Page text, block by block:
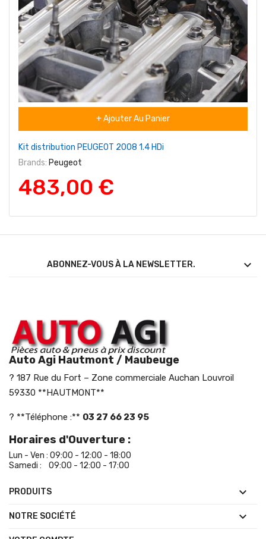
+ Ajouter Au Panier
Kit distribution PEUGEOT 2008 1.4 HDi
Brands: Peugeot
483,00 €
ABONNEZ-VOUS À LA NEWSLETTER. 
Auto Agi Hautmont / Maubeuge
? 187 Rue du Fort – Zone commerciale Auchan Louvroil
59330 **HAUTMONT**
? **Téléphone :** 03 27 66 23 95
Horaires d'Ouverture :
Lun - Ven : 09:00 - 12:00 - 18:00
Samedi : 09:00 - 12:00 - 17:00
PRODUITS 
NOTRE SOCIÉTÉ 